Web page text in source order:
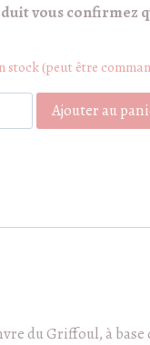
vous confirmez
stock (peut être
Ajouter au
du Griffoul, à base